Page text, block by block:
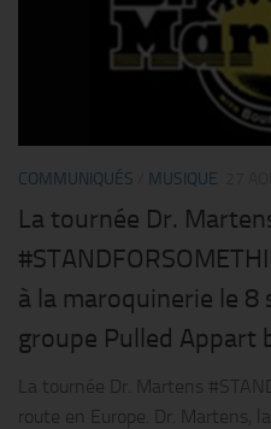
COMMUNIQUÉS MUSIQUE
La tournée Dr.
à la maroquinerie le 8
groupe Pulled Appart
La tournée Dr. Martens
route en Europe. Dr. Martens,